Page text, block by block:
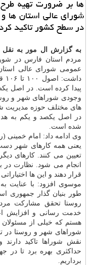
ها بر ضرورت تهیه طرح
شورای عالی استان ها
در سطح كشور تاكید
به گزارش ال مور به نقل
مردم استان فارس در
عمومی شورای عالی
پیدا كرده است. در اصل
وجودی شوراهای شهر و
های مختلف حوزه مدیریت
در اصل یكصد و یكم به
شده است.
وی ادامه داد: امام خمینی
یعنی همه كارهای شهر
تعیین می كنند. كارهای
انجام می شود. نظارت در
قرار دهند و این ها
موسوی افزود: با عنایت
طور بنیان گذار جمهوری
روستا تحقق مشاركت
خدمت رسانی و افزایش
هستم كه خیلی از
شوراهای شهر و روستا در
نقش شوراها تاكید
حداكثری بهره برد تا در
برداریم.